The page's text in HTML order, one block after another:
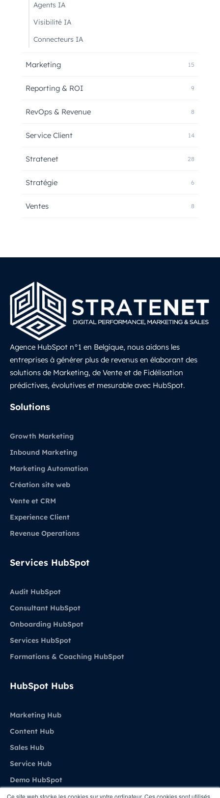
Ce site web stocke les cookies sur votre ordinateur. Ces cookies sont utilisés
Agents IA
Visibilité IA
Connecteurs IA
Marketing 15
Reporting & ROI 9
RevOps & Revenue 8
Service Client 14
Stratenet 28
Stratégie 6
Ventes 8
Agence HubSpot n°1 en Belgique, nous aidons les
entreprises à générer plus de revenus en élaborant des
solutions de Marketing, de Vente et de Fidélisation
prédictives, évolutives et mesurable avec HubSpot.
Solutions
Growth Marketing
Inbound Marketing
Marketing Automation
Création site web
Vente et CRM
Experience Client
Revenue Operations
Services HubSpot
Audit HubSpot
Consultant HubSpot
Onboarding HubSpot
Services HubSpot
Formations & Coaching HubSpot
HubSpot Hubs
Marketing Hub
Content Hub
Sales Hub
Service Hub
Demo HubSpot